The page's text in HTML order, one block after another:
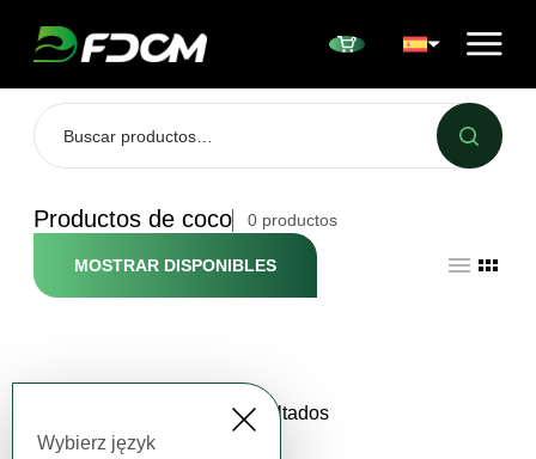
Wybierz język
Productos de coco 0 productos
MOSTRAR DISPONIBLES
Sin resultados